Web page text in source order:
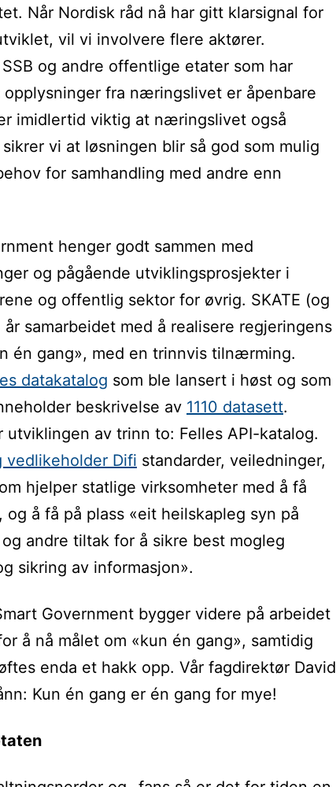
Når Nordisk råd nå har gitt klarsignal for
vil vi involvere flere aktører.
og andre offentlige etater som har
opplysninger fra næringslivet er åpenbare
imidlertid viktig at næringslivet også
vi at løsningen blir så god som mulig
for samhandling med andre enn
henger godt sammen med
og pågående utviklingsprosjekter i
og offentlig sektor for øvrig. SKATE (og
samarbeidet med å realisere regjeringens
én gang», med en trinnvis tilnærming.
datakatalog som ble lansert i høst og som
beskrivelse av 1110 datasett.
utviklingen av trinn to: Felles API-katalog.
vedlikeholder Difi standarder, veiledninger,
hjelper statlige virksomheter med å få
og å få på plass «eit heilskapleg syn på
andre tiltak for å sikre best mogleg
sikring av informasjon».
Government bygger videre på arbeidet
å nå målet om «kun én gang», samtidig
enda et hakk opp. Vår fagdirektør David
Kun én gang er én gang for mye!